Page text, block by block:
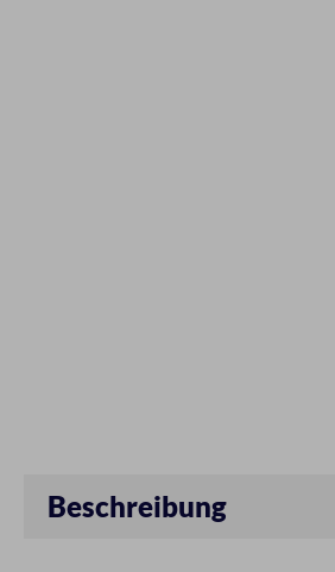
Beschreibung